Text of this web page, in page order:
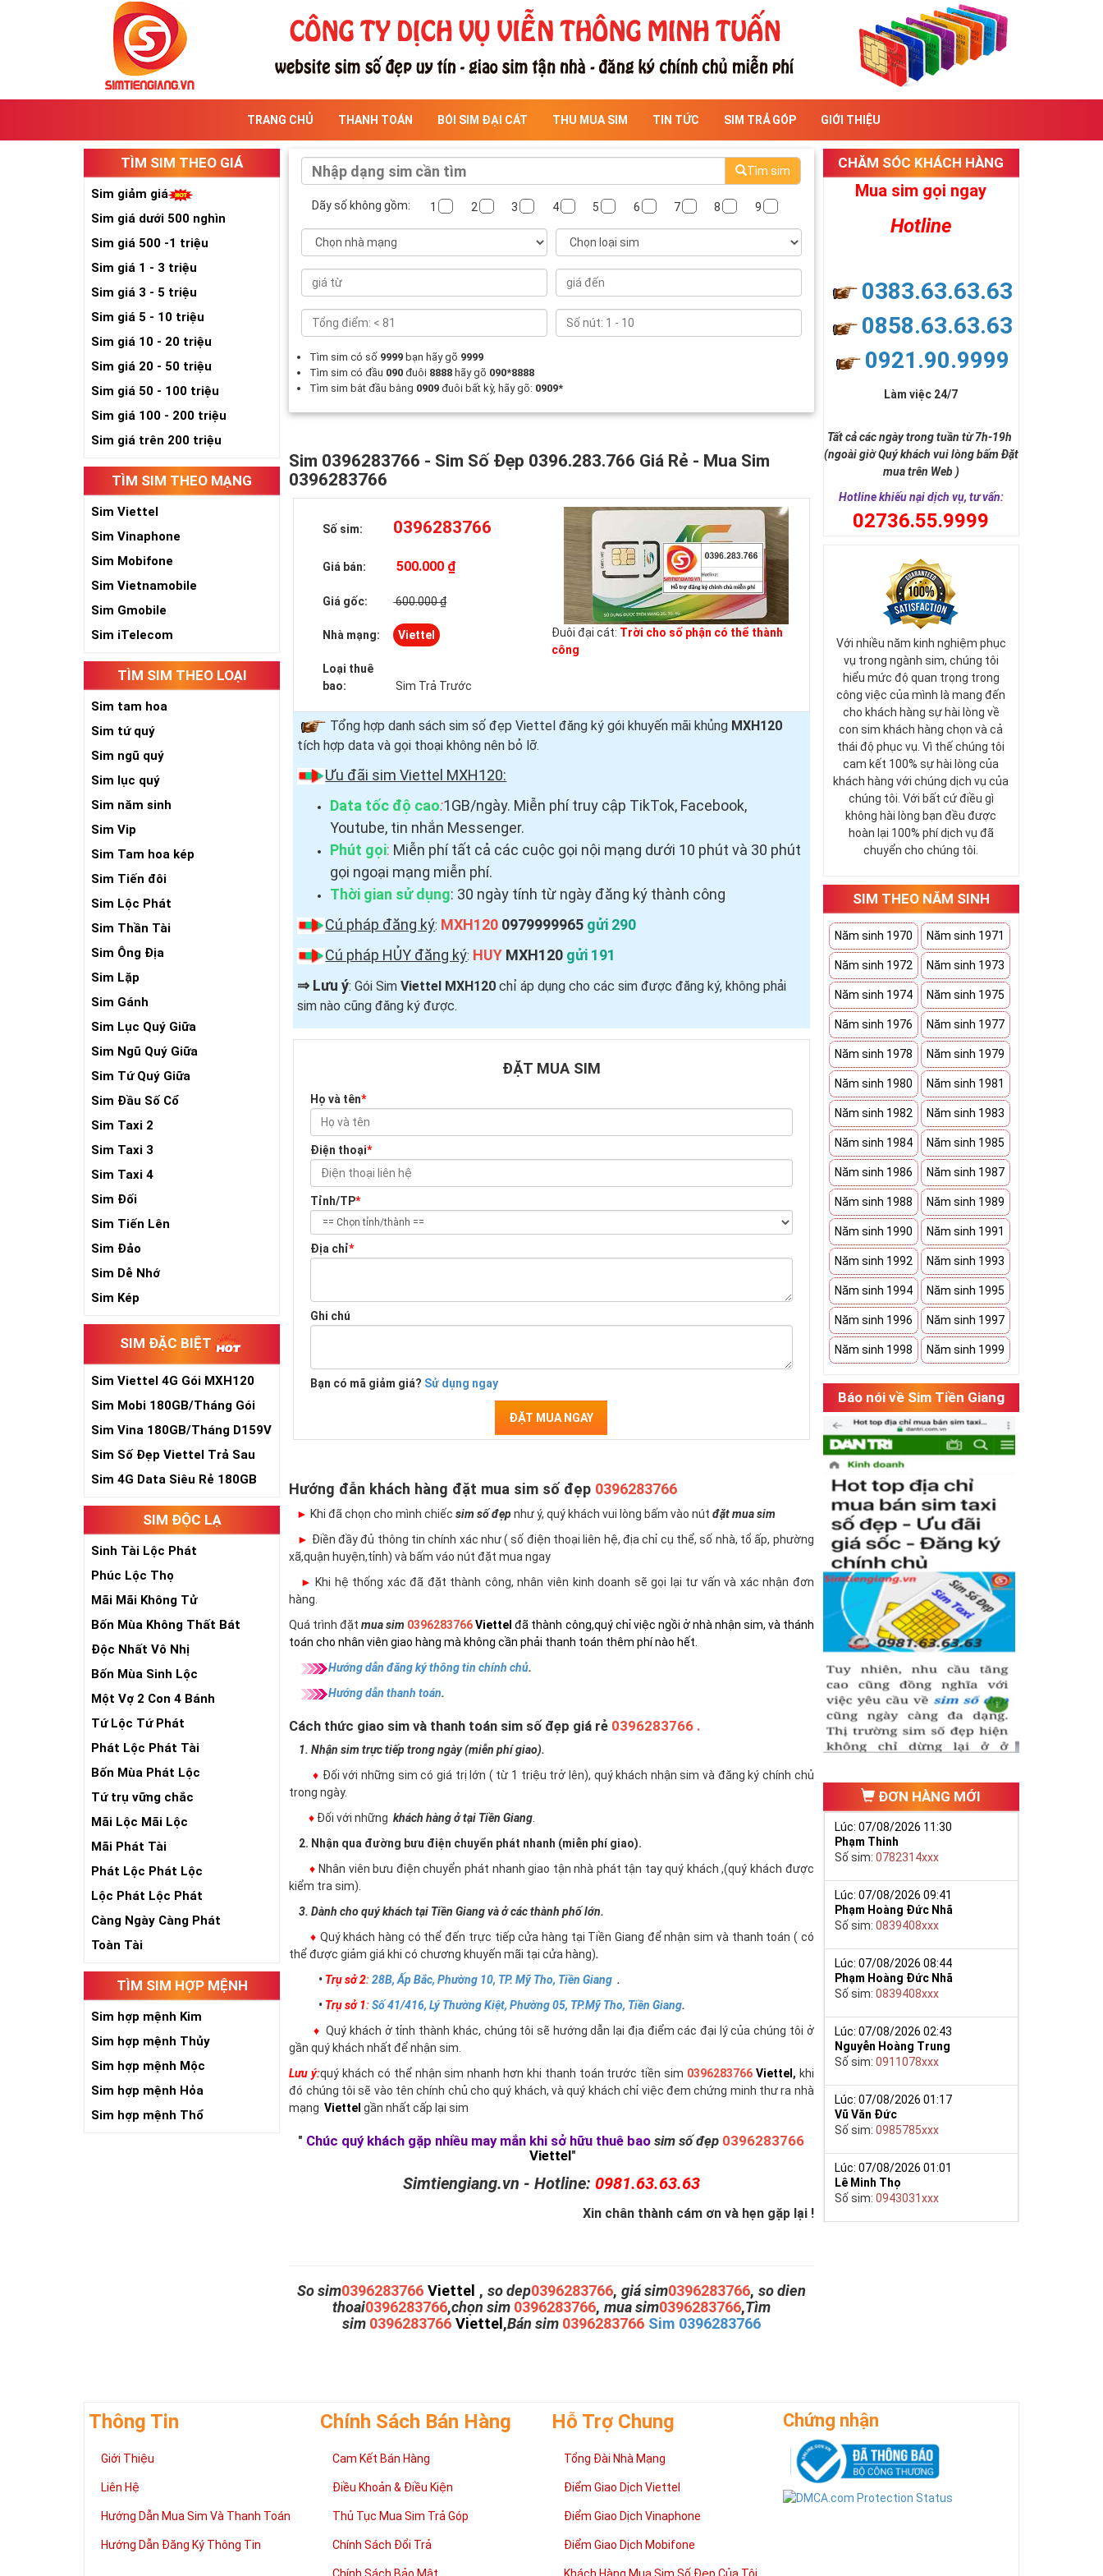
TRANG CHỦ THANH TOÁN BÓI SIM ĐẠI CÁT THU MUA SIM TIN TỨC SIM TRẢ GÓP GIỚI THIỆU
TÌM SIM THEO GIÁ
Sim giảm giá
Sim giá dưới 500 nghìn
Sim giá 500 -1 triệu
Sim giá 1 - 3 triệu
Sim giá 3 - 5 triệu
Sim giá 5 - 10 triệu
Sim giá 10 - 20 triệu
Sim giá 20 - 50 triệu
Sim giá 50 - 100 triệu
Sim giá 100 - 200 triệu
Sim giá trên 200 triệu
TÌM SIM THEO MẠNG
Sim Viettel
Sim Vinaphone
Sim Mobifone
Sim Vietnamobile
Sim Gmobile
Sim iTelecom
TÌM SIM THEO LOẠI
Sim tam hoa
Sim tứ quý
Sim ngũ quý
Sim lục quý
Sim năm sinh
Sim Vip
Sim Tam hoa kép
Sim Tiến đôi
Sim Lộc Phát
Sim Thần Tài
Sim Ông Địa
Sim Lặp
Sim Gánh
Sim Lục Quý Giữa
Sim Ngũ Quý Giữa
Sim Tứ Quý Giữa
Sim Đầu Số Cổ
Sim Taxi 2
Sim Taxi 3
Sim Taxi 4
Sim Đối
Sim Tiến Lên
Sim Đảo
Sim Dễ Nhớ
Sim Kép
SIM ĐẶC BIỆT
Sim Viettel 4G Gói MXH120
Siêu Rẻ
Sim Mobi 180GB/Tháng Gói
TK159
Sim Vina 180GB/Tháng D159V
Sim Số Đẹp Viettel Trả Sau
Sim 4G Data Siêu Rẻ 180GB
SIM ĐỘC LẠ
Sinh Tài Lộc Phát
Phúc Lộc Thọ
Mãi Mãi Không Tử
Bốn Mùa Không Thất Bát
Độc Nhất Vô Nhị
Bốn Mùa Sinh Lộc
Một Vợ 2 Con 4 Bánh
Tứ Lộc Tứ Phát
Phát Lộc Phát Tài
Bốn Mùa Phát Lộc
Tứ trụ vững chắc
Mãi Lộc Mãi Lộc
Mãi Phát Tài
Phát Lộc Phát Lộc
Lộc Phát Lộc Phát
Càng Ngày Càng Phát
Toàn Tài
TÌM SIM HỢP MỆNH
Sim hợp mệnh Kim
Sim hợp mệnh Thủy
Sim hợp mệnh Mộc
Sim hợp mệnh Hỏa
Sim hợp mệnh Thổ
Tìm sim
Dãy số không gồm: 1 2 3 4 5 6 7 8 9
Tìm sim có số 9999 bạn hãy gõ 9999
Tìm sim có đầu 090đuôi 8888 hãy gõ 090*8888
Tìm sim bắt đầu bằng 0909 đuôi bất kỳ, hãy gõ: 0909*
Sim 0396283766 - Sim Số Đẹp 0396.283.766 Giá Rẻ - Mua Sim
0396283766
Số sim: 0396283766
Giá bán: 500.000 ₫
Giá gốc: 600.000 ₫
Nhà mạng: Viettel
Loại thuê
bao:
Sim Trả Trước
Đuôi đại cát: Trời cho số phận có thể thành
công
Tổng hợp danh sách sim số đẹp Viettel đăng ký gói khuyến mãi khủng MXH120
tích hợp data và gọi thoại không nên bỏ lỡ.
Ưu đãi sim Viettel MXH120:
Data tốc độ cao:1GB/ngày. Miễn phí truy cập TikTok, Facebook,
Youtube, tin nhắn Messenger.
Phút gọi: Miễn phí tất cả các cuộc gọi nội mạng dưới 10 phút và 30 phút
gọi ngoại mạng miễn phí.
Thời gian sử dụng: 30 ngày tính từ ngày đăng ký thành công
Cú pháp đăng ký: MXH120 0979999965 gửi 290
Cú pháp HỦY đăng ký: HUY MXH120 gửi 191
⇒ Lưu ý: Gói SimViettel MXH120 chỉ áp dụng cho các sim được đăng ký, không phải
sim nào cũng đăng ký được.
ĐẶT MUA SIM
Họ và tên*
Điện thoại*
Tỉnh/TP*
Địa chỉ*
Ghi chú
Bạn có mã giảm giá? Sử dụng ngay
ĐẶT MUA NGAY
Hướng đẫn khách hàng đặt mua sim số đẹp 0396283766
► Khi đã chọn cho mình chiếcsim số đẹpnhư ý, quý khách vui lòng bấm vào nútđặt mua sim
► Điền đầy đủ thông tin chính xác như ( số điện thoại liên hệ, địa chỉ cụ thể, số nhà, tổ ấp, phường
xã,quận huyện,tỉnh) và bấm váo nút đặt mua ngay
► Khi hệ thống xác đã đặt thành công, nhân viên kinh doanh sẽ gọi lại tư vấn và xác nhận đơn
hàng.
Quá trình đặtmua sim 0396283766Viettelđã thành công,quý chỉ việc ngồi ở nhà nhận sim, và thánh
toán cho nhân viên giao hàng mà không cần phải thanh toán thêm phí nào hết.
Hướng dẫn đăng ký thông tin chính chủ.
Hướng dẫn thanh toán.
Cách thức giao sim và thanh toán sim số đẹp giá rẻ 0396283766 .
1. Nhận sim trực tiếp trong ngày (miễn phí giao).
♦ Đối với những sim có giá trị lớn ( từ 1 triệu trở lên), quý khách nhận sim và đăng ký chính chủ
trong ngày.
♦ Đối với nhữngkhách hàng ở tại Tiền Giang
2. Nhận qua đường bưu điện chuyển phát nhanh (miễn phí giao).
♦ Nhân viên bưu điện chuyển phát nhanh giao tận nhà phát tận tay quý khách ,(quý khách được
kiểm tra sim).
3. Dành cho quý khách tại Tiền Giang và ở các thành phố lớn.
♦ Quý khách hàng có thể đến trực tiếp cửa hàng tại Tiền Giang để nhận sim và thanh toán ( có
thể được giảm giá khi có chương khuyến mãi tại cửa hàng).
• Trụ sở 2: 28B, Ấp Bắc, Phường 10, TP. Mỹ Tho, Tiền Giang .
• Trụ sở 1: Số 41/416, Lý Thường Kiệt, Phường 05, TP.Mỹ Tho, Tiền Giang.
♦ Quý khách ở tỉnh thành khác, chúng tôi sẽ hướng dẫn lại địa điểm các đại lý của chúng tôi ở
gần quý khách nhất để nhận sim.
Lưu ý:quý khách có thể nhận sim nhanh hơn khi thanh toán trước tiền sim 0396283766 Viettel , khi
đó chúng tôi sẽ vào tên chính chủ cho quý khách, và quý khách chỉ việc đem chứng minh thư ra nhà
mạng Viettel gần nhất cấp lại sim
" Chúc quý khách gặp nhiều may mắn khi sở hữu thuê baosim số đẹp 0396283766
Viettel"
Simtiengiang.vn - Hotline: 0981.63.63.63
Xin chân thành cám ơn và hẹn gặp lại !
So sim0396283766 Viettel , so dep0396283766, giá sim0396283766, so dien
thoai0396283766,chọn sim 0396283766, mua sim0396283766,Tìm
sim 0396283766 Viettel ,Bán sim 0396283766 Sim 0396283766
CHĂM SÓC KHÁCH HÀNG
Mua sim gọi ngay
Hotline
0383.63.63.63
0858.63.63.63
0921.90.9999
Làm việc 24/7
Tất cả các ngày trong tuần từ 7h-19h
(ngoài giờ Quý khách vui lòng bấm Đặt
mua trên Web )
Hotline khiếu nại dịch vụ, tư vấn:
02736.55.9999
Với nhiều năm kinh nghiệm phục
vụ trong ngành sim, chúng tôi
hiểu mức độ quan trọng trong
công việc của mình là mang đến
cho khách hàng sự hài lòng về
con sim khách hàng chọn và cả
thái độ phục vụ. Vì thế chúng tôi
cam kết 100% sự hài lòng của
khách hàng với chúng dịch vụ của
chúng tôi. Với bất cứ điều gì
không hài lòng bạn đều được
hoàn lại 100% phí dịch vụ đã
chuyển cho chúng tôi.
SIM THEO NĂM SINH
Năm sinh 1970 Năm sinh 1971
Năm sinh 1972 Năm sinh 1973
Năm sinh 1974 Năm sinh 1975
Năm sinh 1976 Năm sinh 1977
Năm sinh 1978 Năm sinh 1979
Năm sinh 1980 Năm sinh 1981
Năm sinh 1982 Năm sinh 1983
Năm sinh 1984 Năm sinh 1985
Năm sinh 1986 Năm sinh 1987
Năm sinh 1988 Năm sinh 1989
Năm sinh 1990 Năm sinh 1991
Năm sinh 1992 Năm sinh 1993
Năm sinh 1994 Năm sinh 1995
Năm sinh 1996 Năm sinh 1997
Năm sinh 1998 Năm sinh 1999
Báo nói về Sim Tiền Giang
ĐƠN HÀNG MỚI
Lúc: 07/08/2026 11:30
Phạm Thinh
Số sim:0782314xxx
Lúc: 07/08/2026 09:41
Phạm Hoàng Đức Nhã
Số sim:0839408xxx
Lúc: 07/08/2026 08:44
Phạm Hoàng Đức Nhã
Số sim:0839408xxx
Lúc: 07/08/2026 02:43
Nguyễn Hoàng Trung
Số sim:0911078xxx
Lúc: 07/08/2026 01:17
Vũ Văn Đức
Số sim:0985785xxx
Lúc: 07/08/2026 01:01
Lê Minh Thọ
Số sim:0943031xxx
Thông Tin
Giới Thiệu
Liên Hệ
Hướng Dẫn Mua Sim Và Thanh Toán
Hướng Dẫn Đăng Ký Thông Tin
Chính Sách Bán Hàng
Cam Kết Bán Hàng
Điều Khoản & Điều Kiện
Thủ Tục Mua Sim Trả Góp
Chính Sách Đổi Trả
Hỗ Trợ Chung
Tổng Đài Nhà Mạng
Điểm Giao Dịch Viettel
Điểm Giao Dịch Vinaphone
Điểm Giao Dịch Mobifone
Chứng nhận